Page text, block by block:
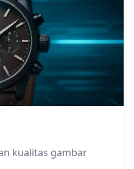
kualitas gambar